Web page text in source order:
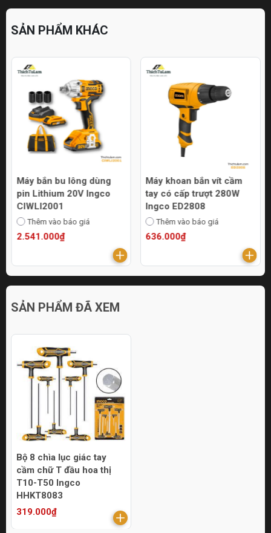
SẢN PHẨM KHÁC
Máy bắn bu lông dùng
pin Lithium 20V Ingco
CIWLI2001
Thêm vào báo giá
2.541.000₫
Máy khoan bắn vít cầm
tay có cấp trượt 280W
Ingco ED2808
Thêm vào báo giá
636.000₫
SẢN PHẨM ĐÃ XEM
Bộ 8 chìa lục giác tay
cầm chữ T đầu hoa thị
T10-T50 Ingco
HHKT8083
319.000₫